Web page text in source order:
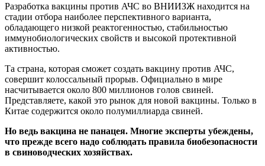
Разработка вакцины против АЧС во ВНИИЗЖ находится на
стадии отбора наиболее перспективного варианта,
обладающего низкой реактогенностью, стабильностью
иммунобиологических свойств и высокой протективной
активностью.
Та страна, которая сможет создать вакцину против АЧС,
совершит колоссальный прорыв. Официально в мире
насчитывается около 800 миллионов голов свиней.
Представляете, какой это рынок для новой вакцины. Только в
Китае содержится около полумиллиарда свиней.
Но ведь вакцина не панацея. Многие эксперты убеждены,
что прежде всего надо соблюдать правила биобезопасности
в свиноводческих хозяйствах.